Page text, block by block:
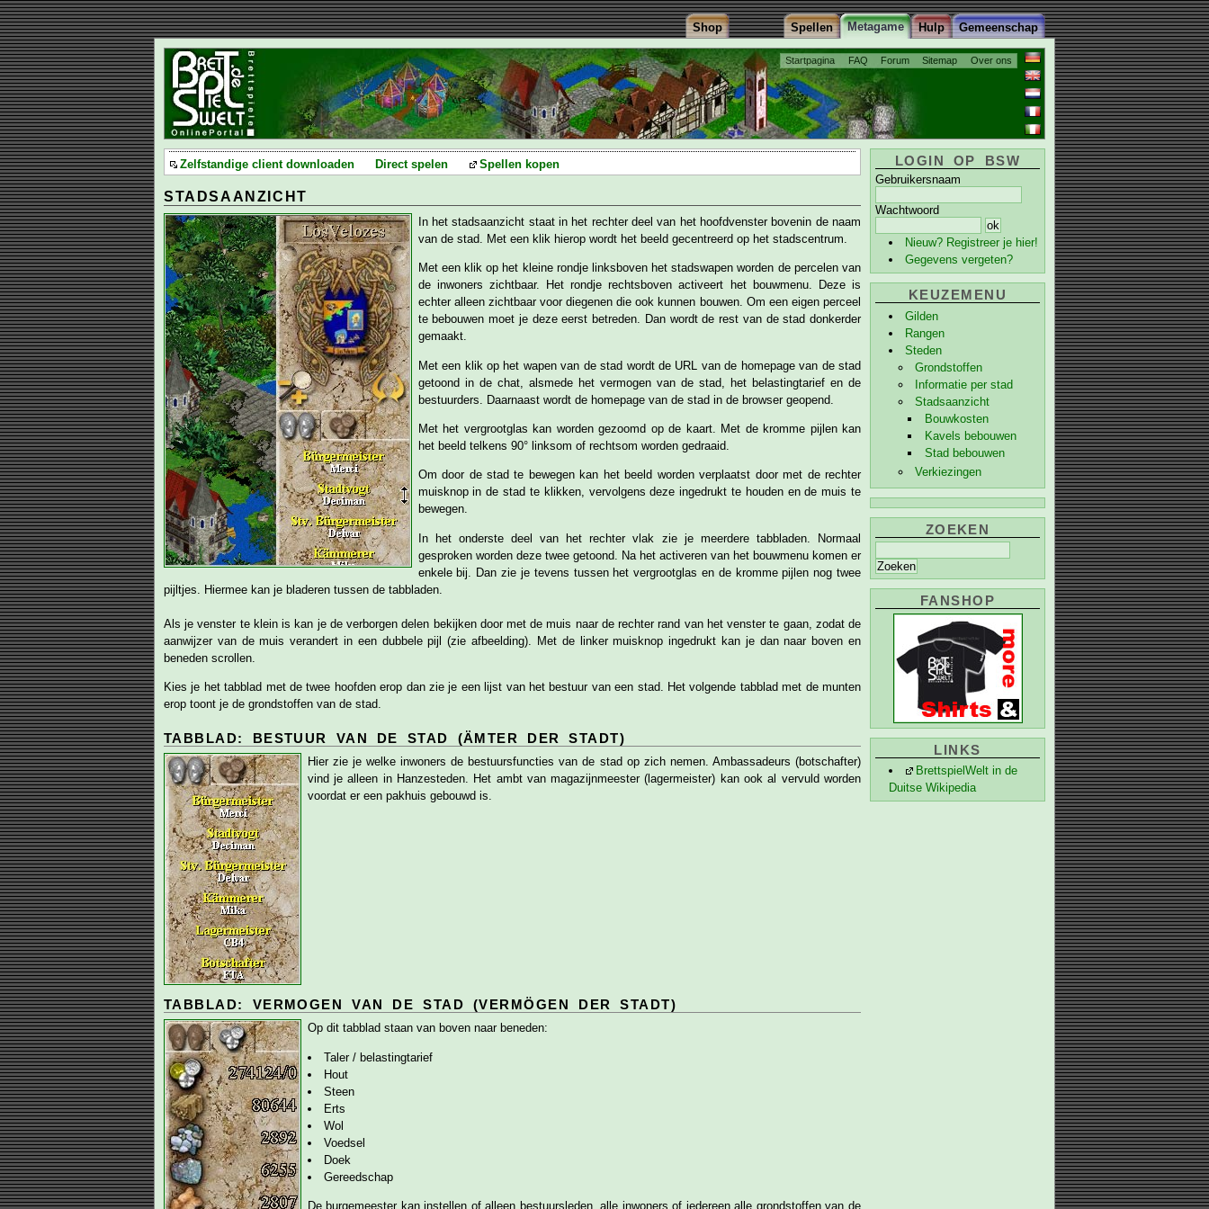
Startpagina FAQ Forum Sitemap Over ons
Gemeenschap
Hulp
Metagame
Spellen
Shop
LOGIN OP BSW
Gebruikersnaam
Wachtwoord
Nieuw? Registreer je hier!
Gegevens vergeten?
KEUZEMENU
Gilden
Rangen
Steden
Grondstoffen
Informatie per stad
Stadsaanzicht
Bouwkosten
Kavels bebouwen
Stad bebouwen
Verkiezingen
ZOEKEN
FANSHOP
LINKS
BrettspielWelt in de
Duitse Wikipedia
Zelfstandige client downloaden Direct spelen Spellen kopen
STADSAANZICHT
In het stadsaanzicht staat in het rechter deel van het hoofdvenster bovenin de naam
van de stad. Met een klik hierop wordt het beeld gecentreerd op het stadscentrum.
Met een klik op het kleine rondje linksboven het stadswapen worden de percelen van
de inwoners zichtbaar. Het rondje rechtsboven activeert het bouwmenu. Deze is
echter alleen zichtbaar voor diegenen die ook kunnen bouwen. Om een eigen perceel
te bebouwen moet je deze eerst betreden. Dan wordt de rest van de stad donkerder
gemaakt.
Met een klik op het wapen van de stad wordt de URL van de homepage van de stad
getoond in de chat, alsmede het vermogen van de stad, het belastingtarief en de
bestuurders. Daarnaast wordt de homepage van de stad in de browser geopend.
Met het vergrootglas kan worden gezoomd op de kaart. Met de kromme pijlen kan
het beeld telkens 90° linksom of rechtsom worden gedraaid.
Om door de stad te bewegen kan het beeld worden verplaatst door met de rechter
muisknop in de stad te klikken, vervolgens deze ingedrukt te houden en de muis te
bewegen.
In het onderste deel van het rechter vlak zie je meerdere tabbladen. Normaal
gesproken worden deze twee getoond. Na het activeren van het bouwmenu komen er
enkele bij. Dan zie je tevens tussen het vergrootglas en de kromme pijlen nog twee
pijltjes. Hiermee kan je bladeren tussen de tabbladen.
Als je venster te klein is kan je de verborgen delen bekijken door met de muis naar de rechter rand van het venster te gaan, zodat de
aanwijzer van de muis verandert in een dubbele pijl (zie afbeelding). Met de linker muisknop ingedrukt kan je dan naar boven en
beneden scrollen.
Kies je het tabblad met de twee hoofden erop dan zie je een lijst van het bestuur van een stad. Het volgende tabblad met de munten
erop toont je de grondstoffen van de stad.
TABBLAD: BESTUUR VAN DE STAD (ÄMTER DER STADT)
Hier zie je welke inwoners de bestuursfuncties van de stad op zich nemen. Ambassadeurs (botschafter)
vind je alleen in Hanzesteden. Het ambt van magazijnmeester (lagermeister) kan ook al vervuld worden
voordat er een pakhuis gebouwd is.
TABBLAD: VERMOGEN VAN DE STAD (VERMÖGEN DER STADT)
Op dit tabblad staan van boven naar beneden:
Taler / belastingtarief
Hout
Steen
Erts
Wol
Voedsel
Doek
Gereedschap
De burgemeester kan instellen of alleen bestuursleden, alle inwoners of iedereen alle grondstoffen van de